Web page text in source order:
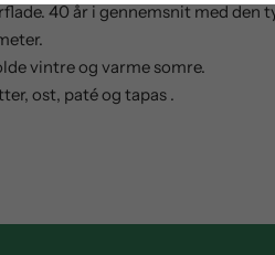
40 år i gennemsnit med den
vintre og varme somre.
ost, paté og tapas .